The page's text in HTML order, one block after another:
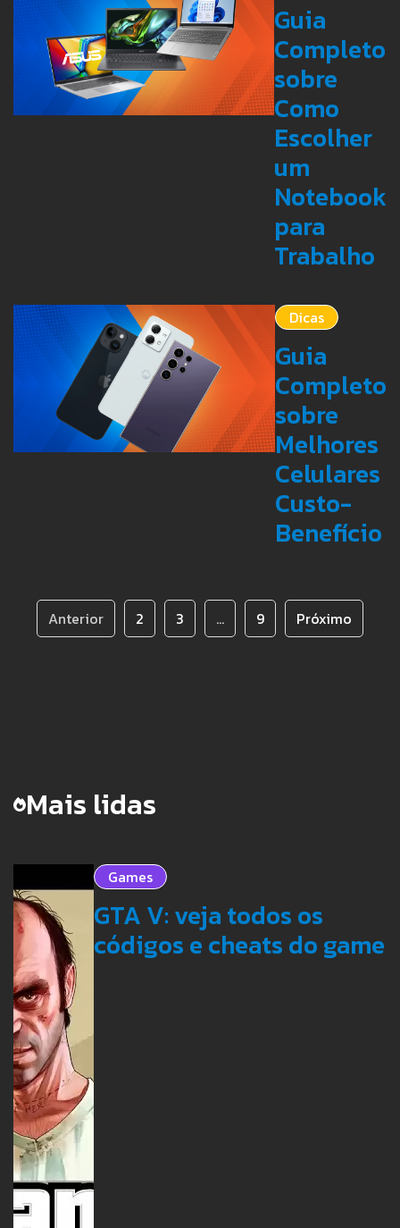
Guia
Completo
sobre
Como
Escolher
um
Notebook
para
Trabalho
Dicas
Guia
Completo
sobre
Melhores
Celulares
Custo-
Benefício
Anterior 2 3 ... 9 Próximo
Mais lidas
Games
GTA V: veja todos os
códigos e cheats do game